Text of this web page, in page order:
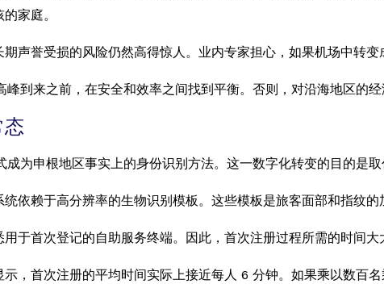
家庭。
声誉受损的风险仍然高得惊人。业内专家担心，如果机场中转变
到来之前，在安全和效率之间找到平衡。否则，对沿海地区的经
成为申根地区事实上的身份识别方法。这一数字化转变的目的是
依赖于高分辨率的生物识别模板。这些模板是旅客面部和指纹
于首次登记的自助服务终端。因此，首次注册过程所需的时间大
，首次注册的平均时间实际上接近每人 6 分钟。如果乘以数百